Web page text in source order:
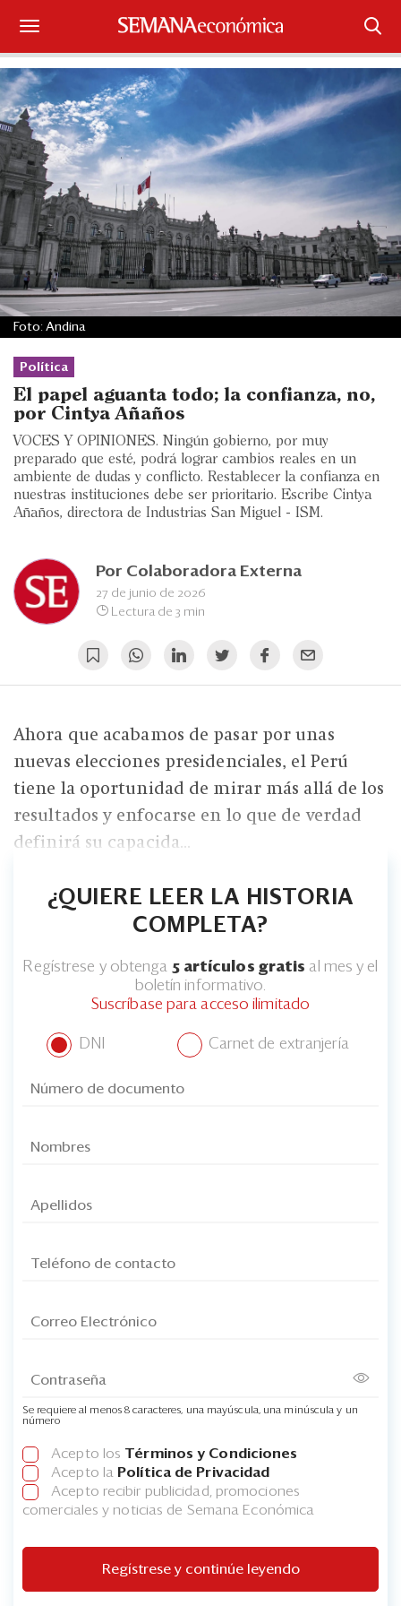
Suscríbase
Iniciar sesión
Portada
¿Qué está pasando?
Sectores y Empresas
Management
Economía y Finanzas
Legal y Política
Eventos
Blogs
Ranking CEO
Política
El papel aguanta todo; la confianza, no,
por Cintya Añaños
VOCES Y OPINIONES. Ningún gobierno, por muy
preparado que esté, podrá lograr cambios reales en un
ambiente de dudas y conflicto. Restablecer la confianza en
nuestras instituciones debe ser prioritario. Escribe Cintya
Añaños, directora de Industrias San Miguel - ISM.
Por Colaboradora Externa
27 de junio de 2026
Lectura de 3 min
Foto: Andina
Ahora que acabamos de pasar por unas
nuevas elecciones presidenciales, el Perú
tiene la oportunidad de mirar más allá de los
resultados y enfocarse en lo que de verdad
definirá su capacida...
¿QUIERE LEER LA HISTORIA
COMPLETA?
Regístrese y obtenga 5 artículos gratis al mes y el
boletín informativo.
Suscríbase para acceso ilimitado
DNI Carnet de extranjería
Se requiere al menos 8 caracteres, una mayúscula, una minúscula y un
número
Acepto los Términos y Condiciones
Acepto la Política de Privacidad
Acepto recibir publicidad, promociones
comerciales y noticias de Semana Económica
Regístrese y continúe leyendo